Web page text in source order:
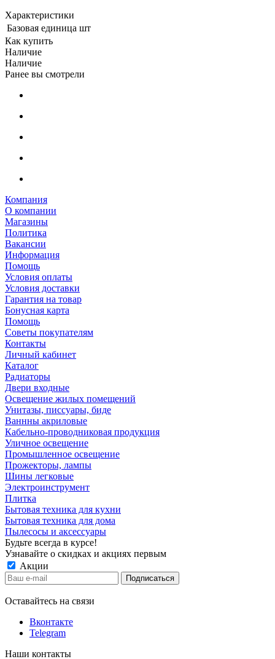
Характеристики
Базовая единица шт
Как купить
Наличие
Наличие
Ранее вы смотрели
Компания
О компании
Магазины
Политика
Вакансии
Информация
Помощь
Условия оплаты
Условия доставки
Гарантия на товар
Бонусная карта
Помощь
Советы покупателям
Контакты
Личный кабинет
Каталог
Радиаторы
Двери входные
Освещение жилых помещений
Унитазы, писсуары, биде
Ваннны акриловые
Кабельно-проводниковая продукция
Уличное освещение
Промышленное освещение
Прожекторы, лампы
Шины легковые
Электроинструмент
Плитка
Бытовая техника для кухни
Бытовая техника для дома
Пылесосы и аксессуары
Будьте всегда в курсе!
Узнавайте о скидках и акциях первым
Акции
Оставайтесь на связи
Вконтакте
Telegram
Наши контакты